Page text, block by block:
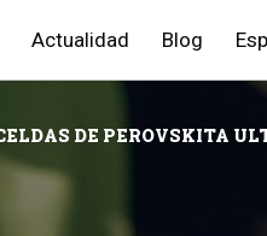
Actualidad Blog
DE PEROVSKITA